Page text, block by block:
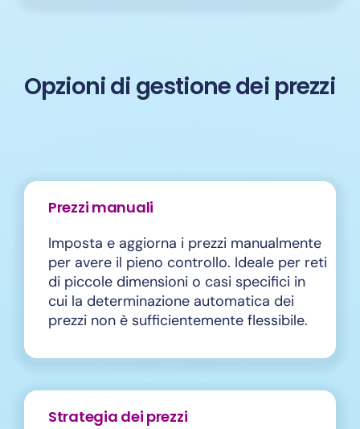
Opzioni di gestione dei prezzi
Prezzi manuali
Imposta e aggiorna i prezzi manualmente
per avere il pieno controllo. Ideale per reti
di piccole dimensioni o casi specifici in
cui la determinazione automatica dei
prezzi non è sufficientemente flessibile.
Strategia dei prezzi